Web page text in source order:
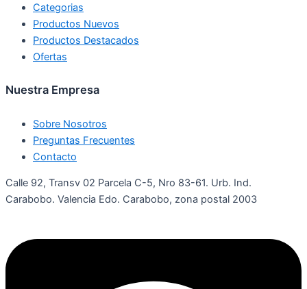
Categorias
Productos Nuevos
Productos Destacados
Ofertas
Nuestra Empresa
Sobre Nosotros
Preguntas Frecuentes
Contacto
Calle 92, Transv 02 Parcela C-5, Nro 83-61. Urb. Ind.
Carabobo. Valencia Edo. Carabobo, zona postal 2003